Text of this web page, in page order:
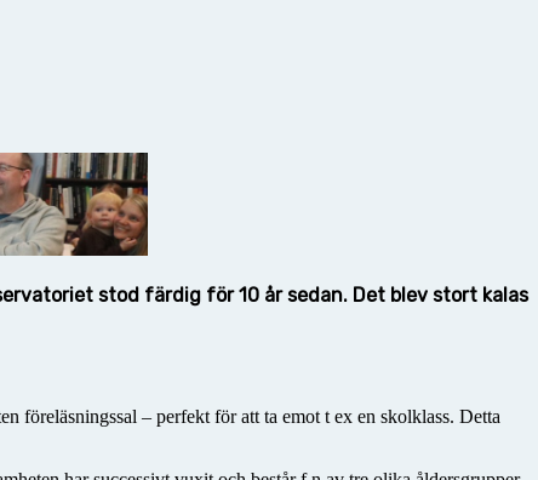
stod färdig för 10 år sedan. Det blev stort kalas
föreläsningssal – perfekt för att ta emot t ex en skolklass. Detta